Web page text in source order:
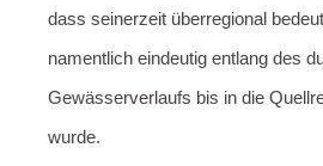
dass seinerzeit überregional
namentlich eindeutig entlang des
Gewässerverlaufs bis in die
wurde.